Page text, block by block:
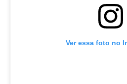
Ver essa foto no